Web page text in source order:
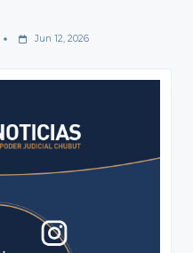
Jun 12, 2026